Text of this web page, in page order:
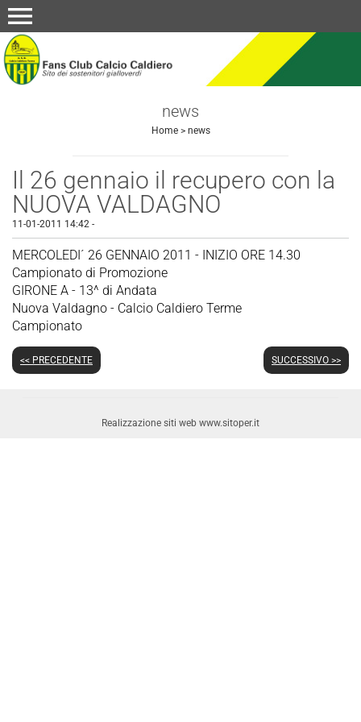
menu
news
Home> news
Il 26 gennaio il recupero con la
NUOVA VALDAGNO
11-01-2011 14:42 -
MERCOLEDI´ 26 GENNAIO 2011 - INIZIO ORE 14.30
Campionato di Promozione
GIRONE A - 13^ di Andata
Nuova Valdagno - Calcio Caldiero Terme
Campionato
<< PRECEDENTE SUCCESSIVO >>
Realizzazione siti web www.sitoper.it